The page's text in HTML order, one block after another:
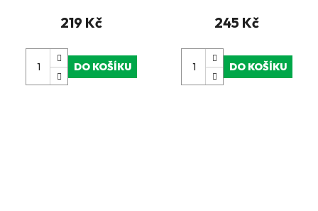
219 Kč
DO KOŠÍKU
245 Kč
DO KOŠÍKU